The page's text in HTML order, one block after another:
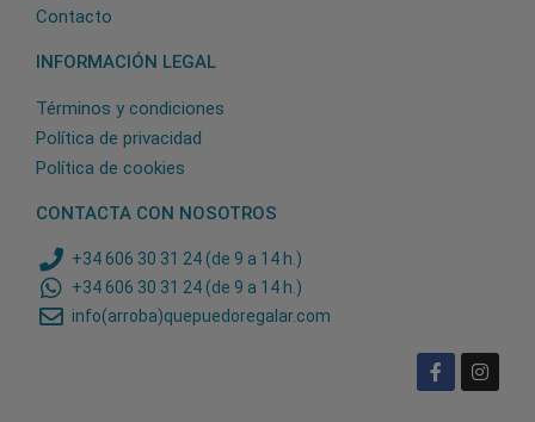
Contacto
INFORMACIÓN LEGAL
Términos y condiciones
Política de privacidad
Política de cookies
CONTACTA CON NOSOTROS
+34 606 30 31 24 (de 9 a 14 h.)
+34 606 30 31 24 (de 9 a 14 h.)
info(arroba)quepuedoregalar.com